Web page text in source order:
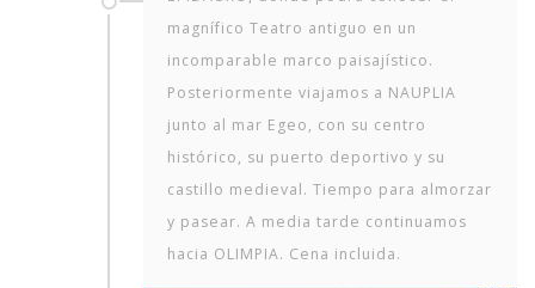
magnífico Teatro antiguo en un
incomparable marco paisajístico.
Posteriormente viajamos a NAUPLIA
junto al mar Egeo, con su centro
histórico, su puerto deportivo y su
castillo medieval. Tiempo para almorzar
y pasear. A media tarde continuamos
hacia OLIMPIA. Cena incluida.